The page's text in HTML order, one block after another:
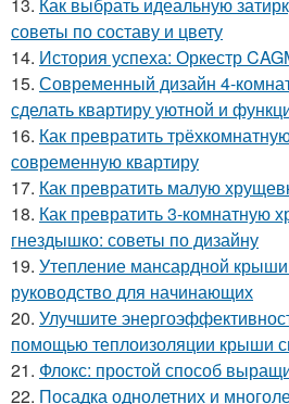
советы по составу и цвету
14. История успеха: Оркестр
15. Современный дизайн 4-
сделать квартиру уютной и
16. Как превратить
современную квартиру
17. Как превратить малую
18. Как превратить 3-комнатную
гнездышко: советы по дизайну
19. Утепление мансардной
руководство для начинающих
20. Улучшите
помощью теплоизоляции крыши
21. Флокс: простой способ
22. Посадка однолетних и